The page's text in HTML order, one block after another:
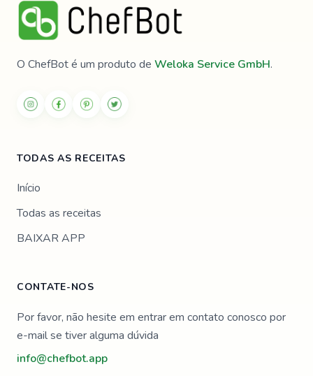
O ChefBot é um produto de Weloka Service GmbH.
TODAS AS RECEITAS
Início
Todas as receitas
BAIXAR APP
CONTATE-NOS
Por favor, não hesite em entrar em contato conosco por
e-mail se tiver alguma dúvida
info@chefbot.app